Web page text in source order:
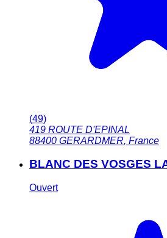
(49)
419 ROUTE D'EPINAL
88400 GERARDMER, France
BLANC DES VOSGES
Ouvert